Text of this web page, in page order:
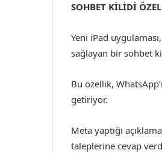
SOHBET KİLİDİ
Yeni iPad
sağlayan bir sohbet
Bu özellik,
getiriyor.
Meta yaptığı
taleplerine cevap